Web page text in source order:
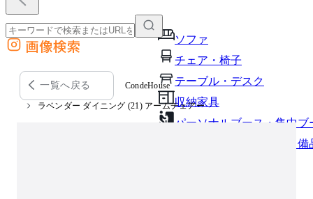
ソファ
チェア・椅子
テーブル・デスク
収納家具
パーソナルブース・集中ブ
オフィスアクセサリー・備
外部サイトの商品をカートに追加
他のサイトで見つけた商品ページのURLを貼り付けて、カートに追加できます
画像検索
一覧へ戻る CondeHouse
ラベンダー ダイニング (21) アームチェアー